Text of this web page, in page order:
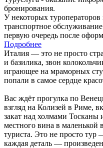
бронирования.
У некоторых туроператоров
транспортное
первую очередь после
Подробнее
Италия — это не просто
и базилика, звон
играющее на мраморных
попали в самое сердце
Вас ждёт прогулка по
взгляд на Колизей в Риме,
закат над холмами
местного вина в маленькой
туриста. Это не просто тур
каждая деталь —